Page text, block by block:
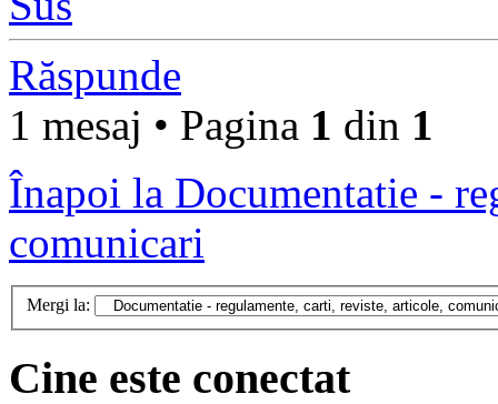
Răspunde
1 mesaj • Pagina 1 din 1
Înapoi la Documentatie -
comunicari
Mergi la:
Cine este conectat